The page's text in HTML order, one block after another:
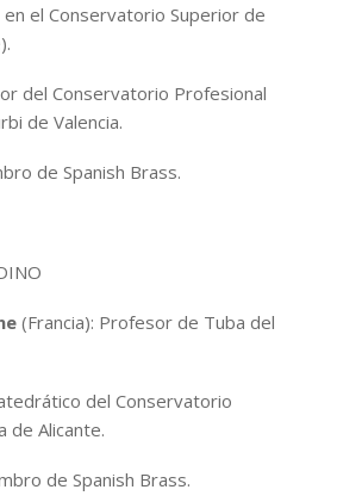
en el Conservatorio Superior de
del Conservatorio Profesional
de Valencia.
de Spanish Brass.
(Francia): Profesor de Tuba del
del Conservatorio
de Alicante.
de Spanish Brass.